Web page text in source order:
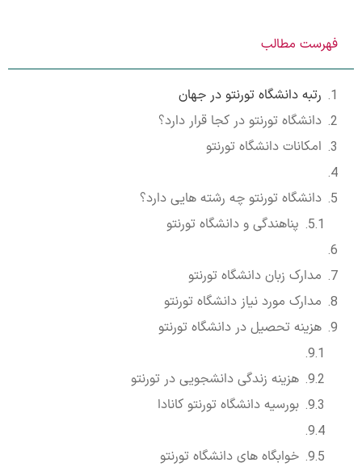
فهرست مطالب
رتبه دانشگاه تورنتو در جهان
دانشگاه تورنتو در کجا قرار دارد؟
امکانات دانشگاه تورنتو
دانشگاه تورنتو چه رشته هایی دارد؟
پناهندگی و دانشگاه تورنتو
مدارک زبان دانشگاه تورنتو
مدارک مورد نیاز دانشگاه تورنتو
هزینه تحصیل در دانشگاه تورنتو
هزینه زندگی دانشجویی در تورنتو
بورسیه دانشگاه تورنتو کانادا
خوابگاه های دانشگاه تورنتو